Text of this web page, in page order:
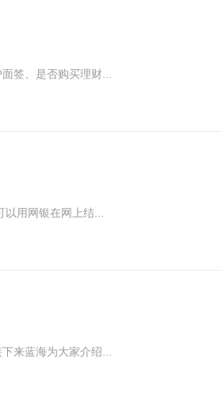
签、是否购买理财...
用网银在网上结...
来蓝海为大家介绍...